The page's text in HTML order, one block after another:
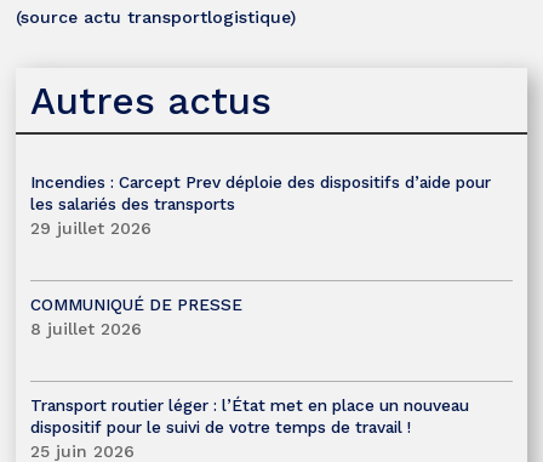
(source actu transportlogistique)
Autres actus
Incendies : Carcept Prev déploie des dispositifs d’aide pour
les salariés des transports
29 juillet 2026
COMMUNIQUÉ DE PRESSE
8 juillet 2026
Transport routier léger : l’État met en place un nouveau
dispositif pour le suivi de votre temps de travail !
25 juin 2026